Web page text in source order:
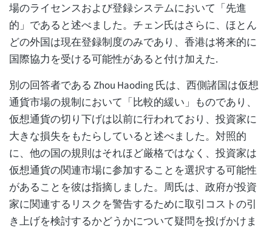
場のライセンスおよび登録システムにおいて「先進
的」であると述べました。チェン氏はさらに、ほとん
どの外国は現在登録制度のみであり、香港は将来的に
国際協力を受ける可能性があると付け加えた.
別の回答者である Zhou Haoding 氏は、西側諸国は仮想
通貨市場の規制において「比較的緩い」ものであり、
仮想通貨の切り下げは以前に行われており、投資家に
大きな損失をもたらしていると述べました。対照的
に、他の国の規則はそれほど厳格ではなく、投資家は
仮想通貨の関連市場に参加することを選択する可能性
があることを彼は指摘しました。周氏は、政府が投資
家に関連するリスクを警告するために取引コストの引
き上げを検討するかどうかについて疑問を投げかけま